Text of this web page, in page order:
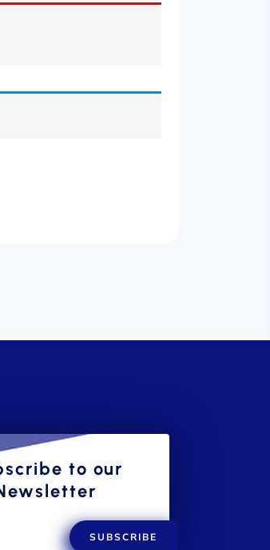
to our
SUBSCRIBE